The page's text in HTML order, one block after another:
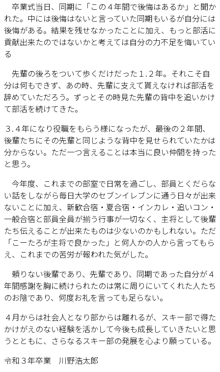
卒業式当日、同期に「この４年間で後悔はあるか」と聞か
れた。中には後悔はないと言っていた同期もいるが自分には
後悔がある。結果を残せなかったことに加え、もっと部活に
貢献出来たのではないかと考えては自分の力不足を悔いてい
る
先輩の後ろをついて歩くだけだった１.２年。それこそ自
分は何もできず、あの時、先輩に支えて貰えなければ部活を
辞めていただろう。ずっとその時見た先輩の背中を追いかけ
て部活を続けてきた。
３.４年になり役職をもらう様になったが、最後の２年間、
後輩たちにその先輩と同じような背中を見せられていたかは
分からない。ただ一つ言えることは本当に良い仲間を持った
と思う。
今年度、これまでの部室で日常を過ごし、部員とくだらな
い話をしながら毎日大学のセブンイレブンに通う日々が出来
ないことに加え、新歓合宿・夏合宿・インカレ・追いコン・
一般合宿と部員全員が揃う行事が一切なく、主将として後輩
たち伝えることが出来たものは少ないのかもしれない。ただ
「こーたろが主将で良かった」と何人かの人から言ってもら
え、これまでの苦労が報われた気がした。
頼りない後輩であり、先輩であり、同期であった自分が４
年間感謝を胸に続けられたのは常に周りにいてくれた人たち
のお陰であり、何度お礼を言っても足らない。
４月からは社会人となり部からは離れるが、スキー部で得た
かけがえのない経験を活かして今後も成長していきたいと思
うとともに、さらなるスキー部の発展を心より願っている。
令和３年卒業 川野浩太郎